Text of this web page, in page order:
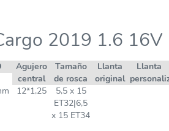
2019 1.6 16V
Agujero
central
Tamaño
de rosca
Llanta
original
Llanta
12*1,25
5,5 x 15
ET32|6,5
x 15 ET34